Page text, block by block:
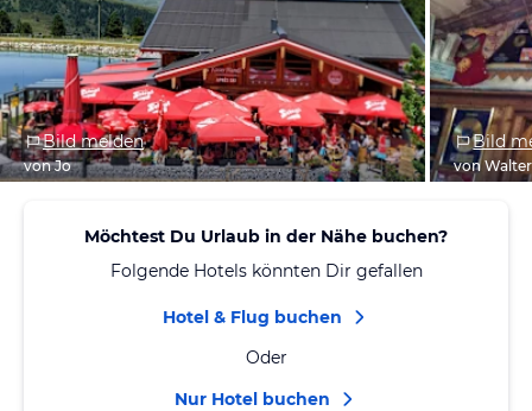
Bild melden
von Jo
Bild
von Walter
Möchtest Du Urlaub in der Nähe buchen?
Folgende Hotels könnten Dir gefallen
Hotel & Flug buchen
Oder
Nur Hotel buchen